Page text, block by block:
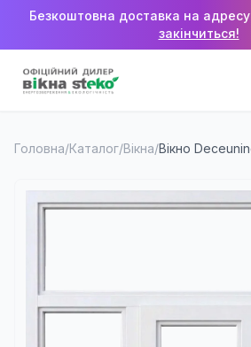
Безкоштовна доставка на адресу
закінчиться!
Головна/Каталог/Вікна/